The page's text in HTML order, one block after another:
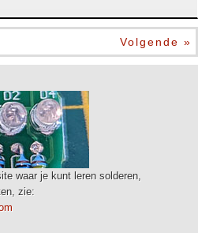
Volgende »
waar je kunt leren solderen,
zie: